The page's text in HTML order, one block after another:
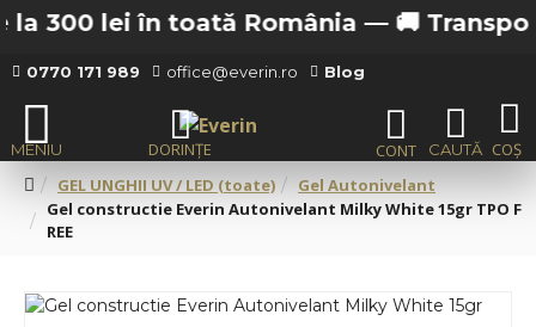
300 lei în toată România — 🚚 Transport
0770 171 989 office@everin.ro Blog
GEL UNGHII UV / LED (toate)
Gel Autonivelant
Gel constructie Everin Autonivelant Milky White 15gr TPO F
REE